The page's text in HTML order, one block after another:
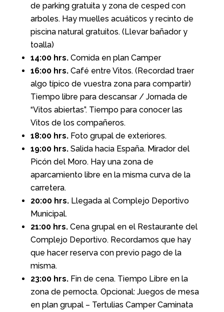
de parking gratuita y zona de cesped con
arboles. Hay muelles acuáticos y recinto de
piscina natural gratuitos. (Llevar bañador y
toalla)
14:00 hrs.Comida en plan Camper
16:00 hrs.Café entre Vitos. (Recordad traer
algo típico de vuestra zona para compartir)
Tiempo libre para descansar / Jornada de
“Vitos abiertas”. Tiempo para conocer las
Vitos de los compañeros.
18:00 hrs.Foto grupal de exteriores.
19:00 hrs.Salida hacia España. Mirador del
Picón del Moro. Hay una zona de
aparcamiento libre en la misma curva de la
carretera.
20:00 hrs.Llegada al Complejo Deportivo
Municipal.
21:00 hrs.Cena grupal en el Restaurante del
Complejo Deportivo. Recordamos que hay
que hacer reserva con previo pago de la
misma.
23:00 hrs.Fin de cena. Tiempo Libre en la
zona de pernocta. Opcional: Juegos de mesa
en plan grupal – Tertulias Camper Caminata